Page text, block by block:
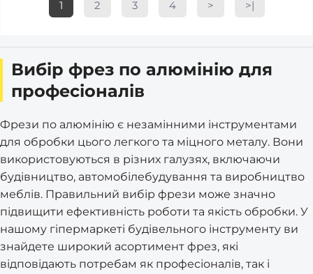
1 2 3 4 > >|
Вибір фрез по алюмінію для
професіоналів
Фрези по алюмінію є незамінними інструментами
для обробки цього легкого та міцного металу. Вони
використовуються в різних галузях, включаючи
будівництво, автомобілебудування та виробництво
меблів. Правильний вибір фрези може значно
підвищити ефективність роботи та якість обробки. У
нашому гіпермаркеті будівельного інструменту ви
знайдете широкий асортимент фрез, які
відповідають потребам як професіоналів, так і